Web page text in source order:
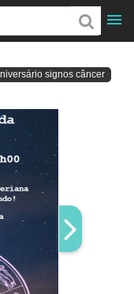
signos câncer